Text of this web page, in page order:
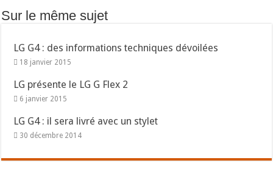
Sur le même sujet
LG G4 : des informations techniques dévoilées
18 janvier 2015
LG présente le LG G Flex 2
6 janvier 2015
LG G4 : il sera livré avec un stylet
30 décembre 2014